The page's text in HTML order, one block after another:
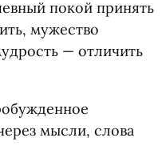
покой принять
мужество
— отличить
мысли, слова